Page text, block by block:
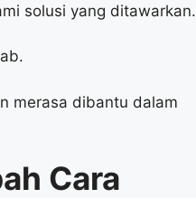
solusi yang ditawarkan.
merasa dibantu dalam
Cara